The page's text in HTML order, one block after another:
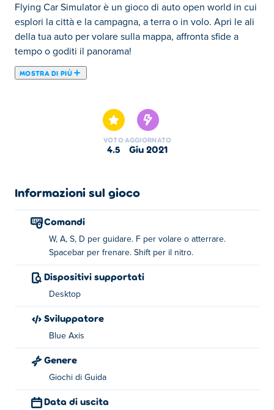
Flying Car Simulator è un gioco di auto open world in cui
esplori la città e la campagna, a terra o in volo. Apri le ali
della tua auto per volare sulla mappa, affronta sfide a
tempo o goditi il panorama!
MOSTRA DI PIÙ
la città, o volare verso l'alto se la guida è troppo noiosa
per te. Goditi la vista della città dall'alto mentre fai i
cerchi a mezz'aria per mostrare le tue abilità di volo e
E non dimenticare di sfruttare il nitro per un dolce
Come giocare:
Drive - Chiavi WASD
Volare (o atterrare) - F
Nitro - Shift
Informazioni sul creatore:
Flying Car Simulator è stato creato da Blue Axis. Questo
è il loro primo gioco su Poki!
VOTO
4.5
AGGIORNATO
giu 2021
Informazioni sul gioco
Comandi
W, A, S, D per guidare. F per volare o atterrare.
Spacebar per frenare. Shift per il nitro.
Dispositivi supportati
Desktop
Sviluppatore
Blue Axis
Genere
Giochi di Guida
Data di uscita